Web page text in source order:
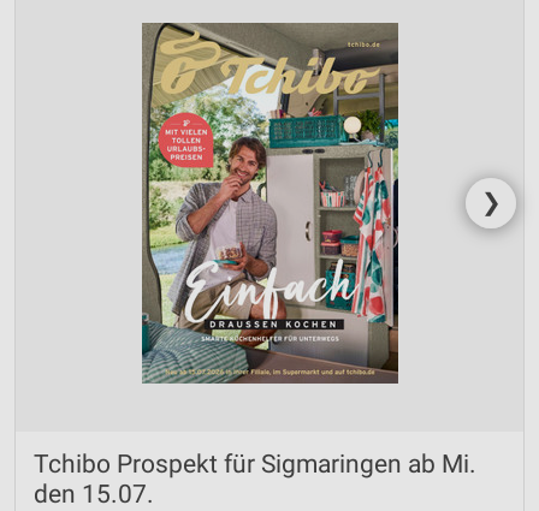
❯
Tchibo Prospekt für Sigmaringen ab Mi.
den 15.07.